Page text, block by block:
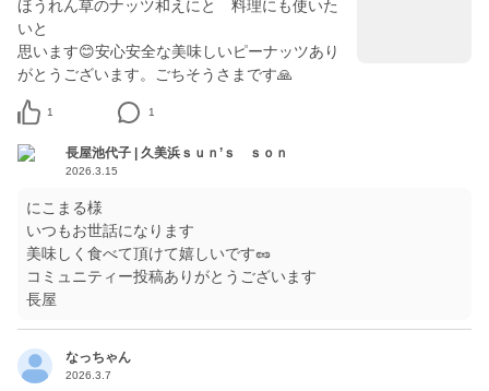
ほうれん草のナッツ和えにと 料理にも使いた
いと
思います😊安心安全な美味しいピーナッツあり
がとうございます。ごちそうさまです🙏
1 1
長屋池代子 | 久美浜ｓｕｎ’ｓ ｓｏｎ
2026.3.15
にこまる様
いつもお世話になります
美味しく食べて頂けて嬉しいです🥜
コミュニティー投稿ありがとうございます
長屋
なっちゃん
2026.3.7